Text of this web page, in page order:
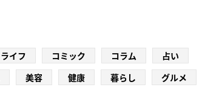
ライフ コミック コラム
占い
美容 健康 暮らし グルメ